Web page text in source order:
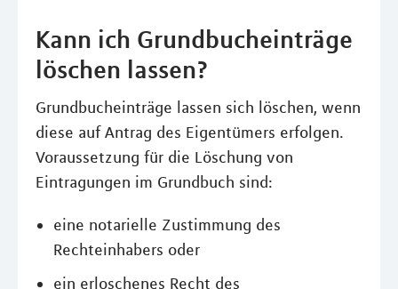
Kann ich Grundbucheinträge
löschen lassen?
Grundbucheinträge lassen sich löschen, wenn
diese auf Antrag des Eigentümers erfolgen.
Voraussetzung für die Löschung von
Eintragungen im Grundbuch sind:
eine notarielle Zustimmung des
Rechteinhabers oder
ein erloschenes Recht des